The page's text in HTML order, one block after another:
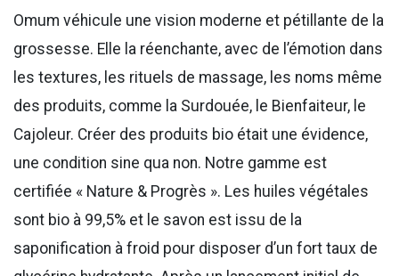
Omum véhicule une vision moderne et pétillante de la
grossesse. Elle la réenchante, avec de l’émotion dans
les textures, les rituels de massage, les noms même
des produits, comme la Surdouée, le Bienfaiteur, le
Cajoleur. Créer des produits bio était une évidence,
une condition sine qua non. Notre gamme est
certifiée « Nature & Progrès ». Les huiles végétales
sont bio à 99,5% et le savon est issu de la
saponification à froid pour disposer d’un fort taux de